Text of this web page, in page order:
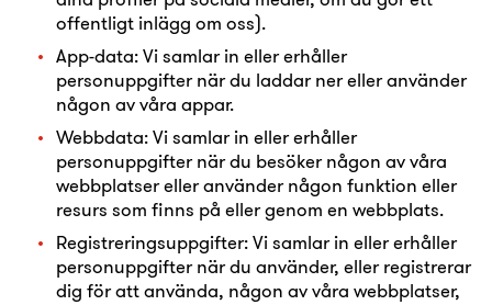
offentligt inlägg om oss).
App-data: Vi samlar in eller erhåller
personuppgifter när du laddar ner eller använder
någon av våra appar.
Webbdata: Vi samlar in eller erhåller
personuppgifter när du besöker någon av våra
webbplatser eller använder någon funktion eller
resurs som finns på eller genom en webbplats.
Registreringsuppgifter: Vi samlar in eller erhåller
personuppgifter när du använder, eller registrerar
dig för att använda, någon av våra webbplatser,